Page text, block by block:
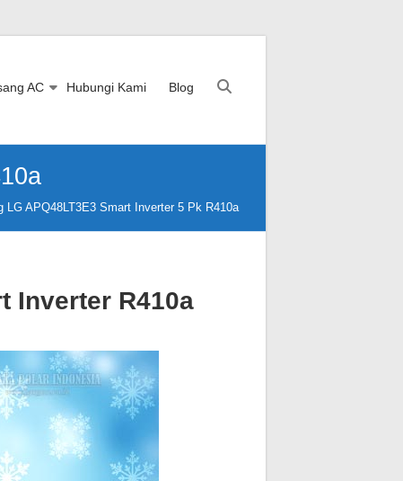
AC Hubungi Kami Blog
LG APQ48LT3E3 Smart Inverter 5 Pk R410a
Inverter R410a